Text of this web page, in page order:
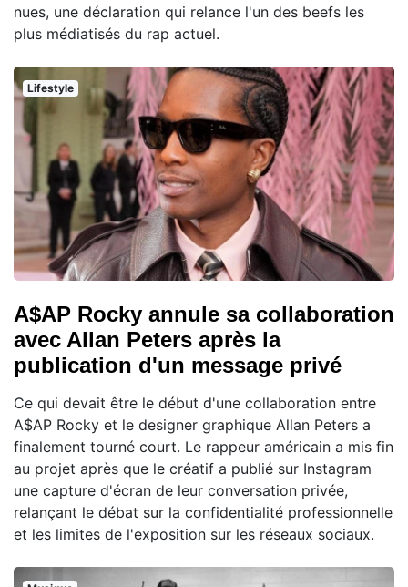
nues, une déclaration qui relance l'un des beefs les
plus médiatisés du rap actuel.
Lifestyle
A$AP Rocky annule sa collaboration
avec Allan Peters après la
publication d'un message privé
Ce qui devait être le début d'une collaboration entre
A$AP Rocky et le designer graphique Allan Peters a
finalement tourné court. Le rappeur américain a mis fin
au projet après que le créatif a publié sur Instagram
une capture d'écran de leur conversation privée,
relançant le débat sur la confidentialité professionnelle
et les limites de l'exposition sur les réseaux sociaux.